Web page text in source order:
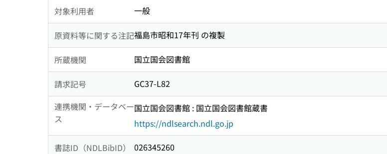
対象利用者 一般
原資料等に関する注記福島市昭和17年刊 の複製
所蔵機関 国立国会図書館
請求記号
GC37-L82
連携機関・データベー
ス
国立国会図書館 : 国立国会図書館蔵書
https://ndlsearch.ndl.go.jp
書誌ID（NDLBibID）
026345260